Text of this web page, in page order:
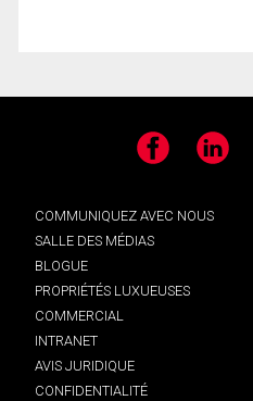
Facebook LinkedIn
COMMUNIQUEZ AVEC NOUS
SALLE DES MÉDIAS
BLOGUE
PROPRIÉTÉS LUXUEUSES
COMMERCIAL
INTRANET
AVIS JURIDIQUE
CONFIDENTIALITÉ